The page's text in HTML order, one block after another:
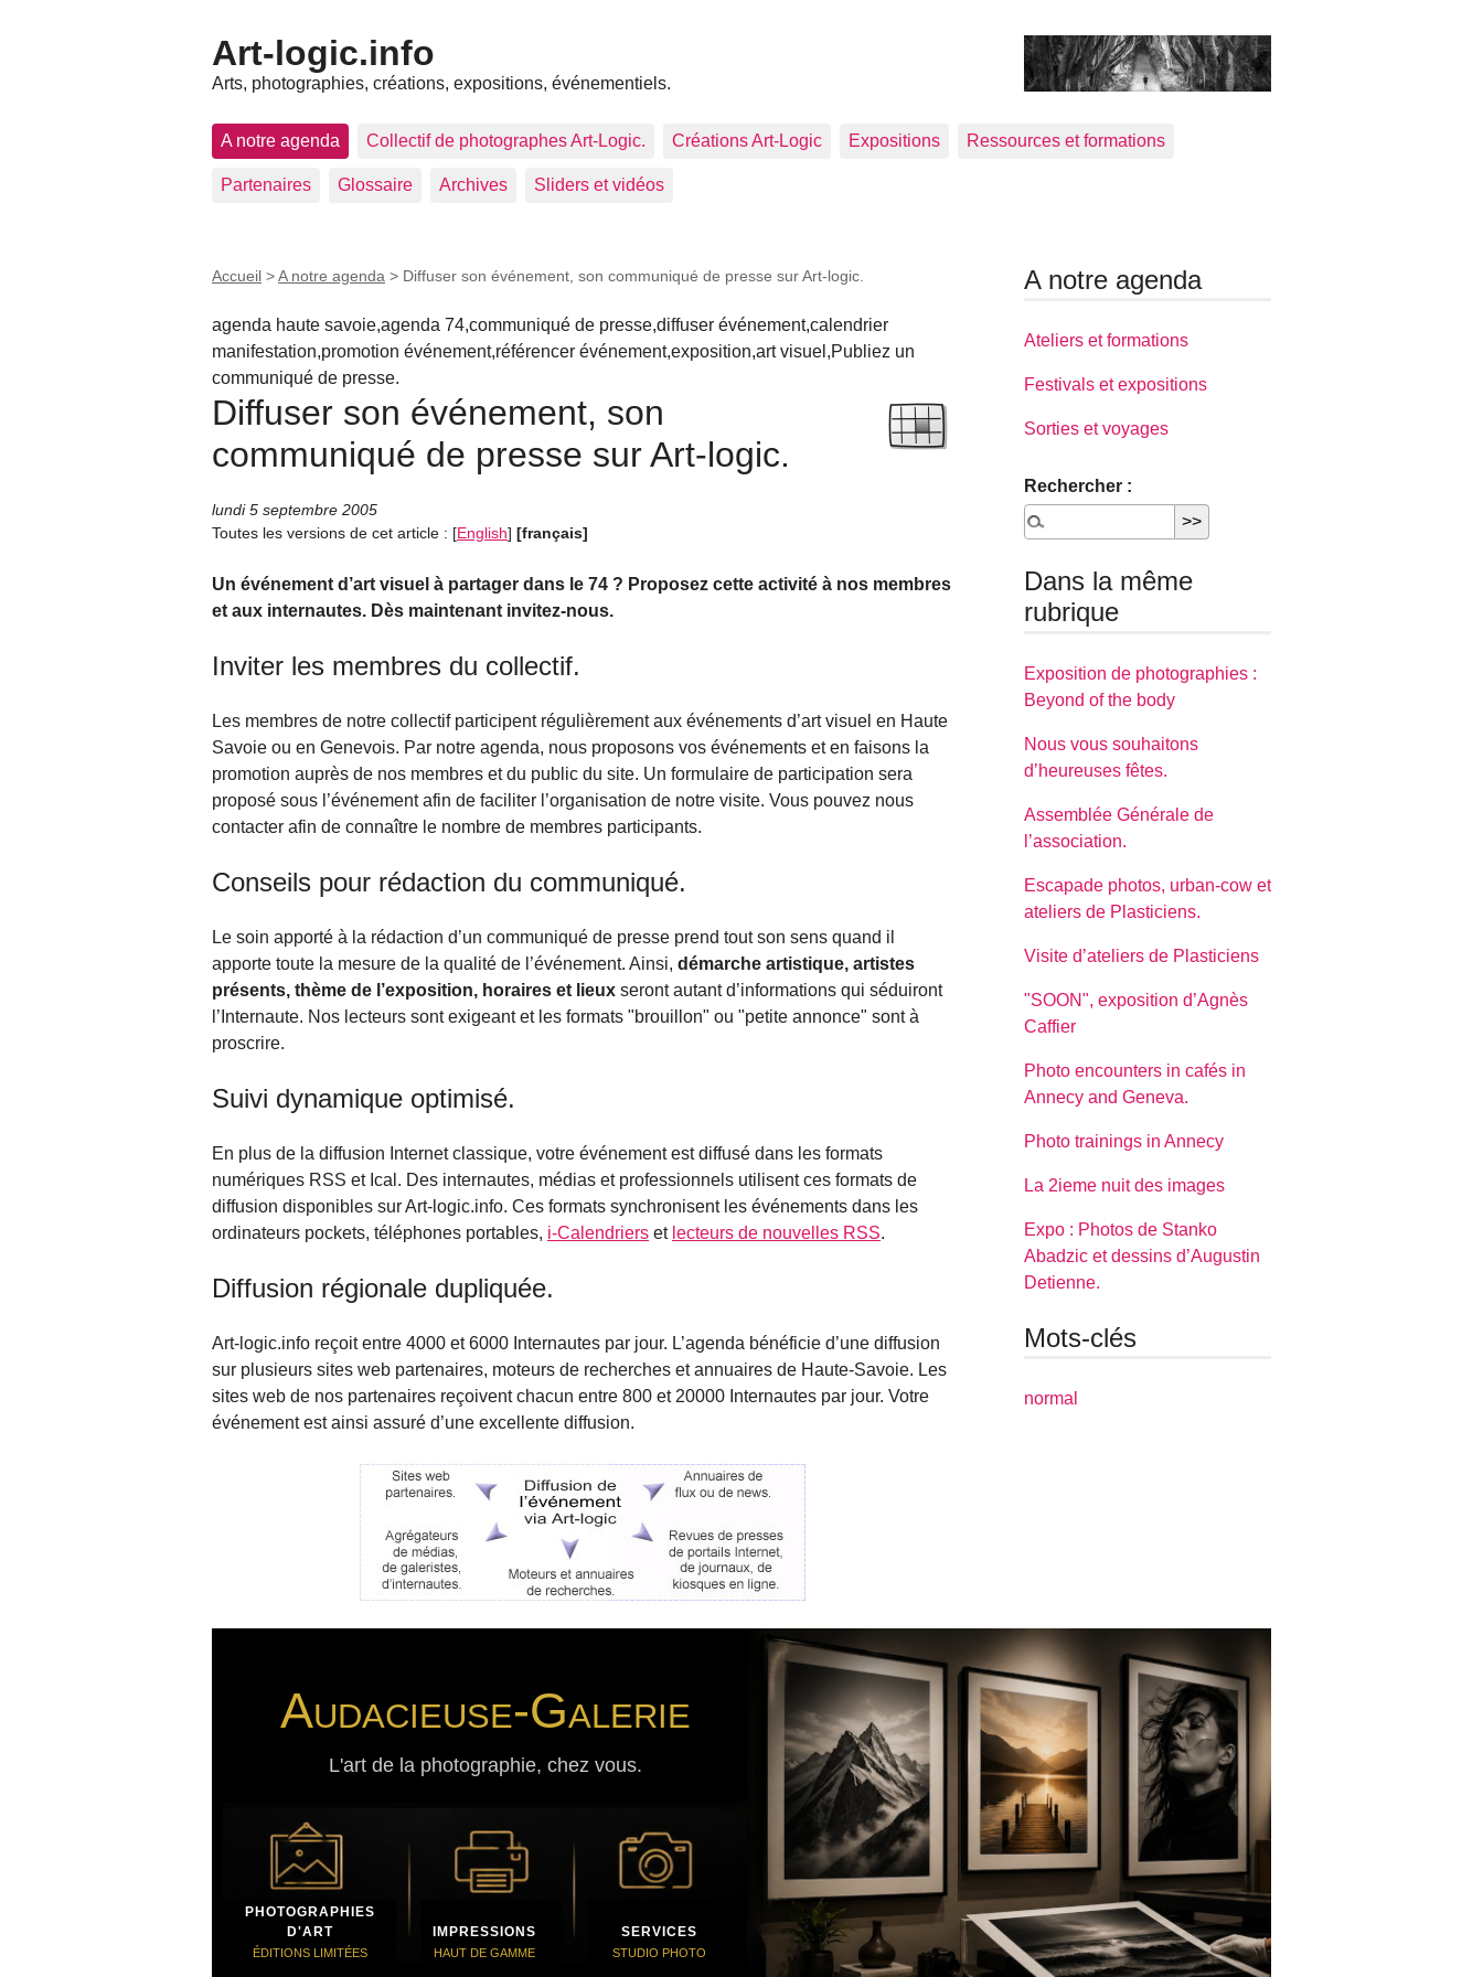
Art-logic.info
Arts, photographies, créations, expositions, événementiels.
A notre agenda Collectif de photographes Art-Logic. Créations Art-Logic Expositions Ressources et formations
Partenaires Glossaire Archives Sliders et vidéos
Accueil >A notre agenda > Diffuser son événement, son communiqué de presse sur Art-logic.
agenda haute savoie,agenda 74,communiqué de presse,diffuser événement,calendrier
manifestation,promotion événement,référencer événement,exposition,art visuel,Publiez un
communiqué de presse.
Diffuser son événement, son
communiqué de presse sur Art-logic.
lundi 5 septembre 2005
Toutes les versions de cet article : [English] [français]
Un événement d’art visuel à partager dans le 74 ? Proposez cette activité à nos membres
et aux internautes. Dès maintenant invitez-nous.
Inviter les membres du collectif.
Les membres de notre collectif participent régulièrement aux événements d’art visuel en Haute
Savoie ou en Genevois. Par notre agenda, nous proposons vos événements et en faisons la
promotion auprès de nos membres et du public du site. Un formulaire de participation sera
proposé sous l’événement afin de faciliter l’organisation de notre visite. Vous pouvez nous
contacter afin de connaître le nombre de membres participants.
Conseils pour rédaction du communiqué.
Le soin apporté à la rédaction d’un communiqué de presse prend tout son sens quand il
apporte toute la mesure de la qualité de l’événement. Ainsi, démarche artistique, artistes
présents, thème de l’exposition, horaires et lieux seront autant d’informations qui séduiront
l’Internaute. Nos lecteurs sont exigeant et les formats "brouillon" ou "petite annonce" sont à
proscrire.
Suivi dynamique optimisé.
En plus de la diffusion Internet classique, votre événement est diffusé dans les formats
numériques RSS et Ical. Des internautes, médias et professionnels utilisent ces formats de
diffusion disponibles sur Art-logic.info. Ces formats synchronisent les événements dans les
ordinateurs pockets, téléphones portables, i-Calendriers et lecteurs de nouvelles RSS.
Diffusion régionale dupliquée.
Art-logic.info reçoit entre 4000 et 6000 Internautes par jour. L’agenda bénéficie d’une diffusion
sur plusieurs sites web partenaires, moteurs de recherches et annuaires de Haute-Savoie. Les
sites web de nos partenaires reçoivent chacun entre 800 et 20000 Internautes par jour. Votre
événement est ainsi assuré d’une excellente diffusion.
A notre agenda
Ateliers et formations
Festivals et expositions
Sorties et voyages
Rechercher :
Dans la même
rubrique
Exposition de photographies :
Beyond of the body
Nous vous souhaitons
d’heureuses fêtes.
Assemblée Générale de
l’association.
Escapade photos, urban-cow et
ateliers de Plasticiens.
Visite d’ateliers de Plasticiens
"SOON", exposition d’Agnès
Caffier
Photo encounters in cafés in
Annecy and Geneva.
Photo trainings in Annecy
La 2ieme nuit des images
Expo : Photos de Stanko
Abadzic et dessins d’Augustin
Detienne.
Mots-clés
normal
Audacieuse-Galerie
L'art de la photographie, chez vous.
PHOTOGRAPHIES
D'ART
ÉDITIONS LIMITÉES
IMPRESSIONS
HAUT DE GAMME
SERVICES
STUDIO PHOTO